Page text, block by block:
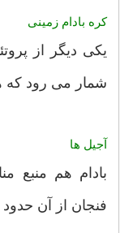
کره بادام زمینی
یکی دیگر از
شمار می رود که هر فنجانش
آجیل ها
بادام هم منبع
فنجان از آن حدود ۲۰ گرم پروتئین وجود دارد.